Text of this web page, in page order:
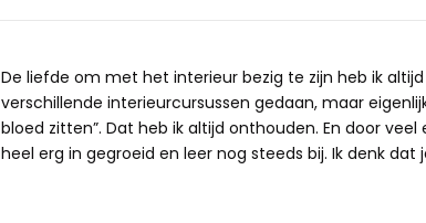
De liefde om met het interieur bezig te zijn heb ik
verschillende interieurcursussen gedaan, maar
bloed zitten”. Dat heb ik altijd onthouden. En door
heel erg in gegroeid en leer nog steeds bij. Ik denk